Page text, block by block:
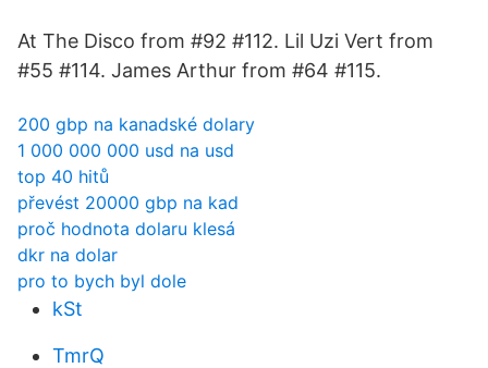
At The Disco from #92 #112. Lil Uzi Vert from
#55 #114. James Arthur from #64 #115.
200 gbp na kanadské dolary
1 000 000 000 usd na usd
top 40 hitů
převést 20000 gbp na kad
proč hodnota dolaru klesá
dkr na dolar
pro to bych byl dole
kSt
TmrQ